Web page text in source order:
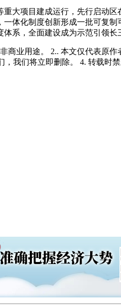
大项目建成运行，先行启动
体化制度创新形成一批可复
系，全面建设成为示范引领长
商业用途。 2.. 本文仅代表原
我们将立即删除。 4. 转载时